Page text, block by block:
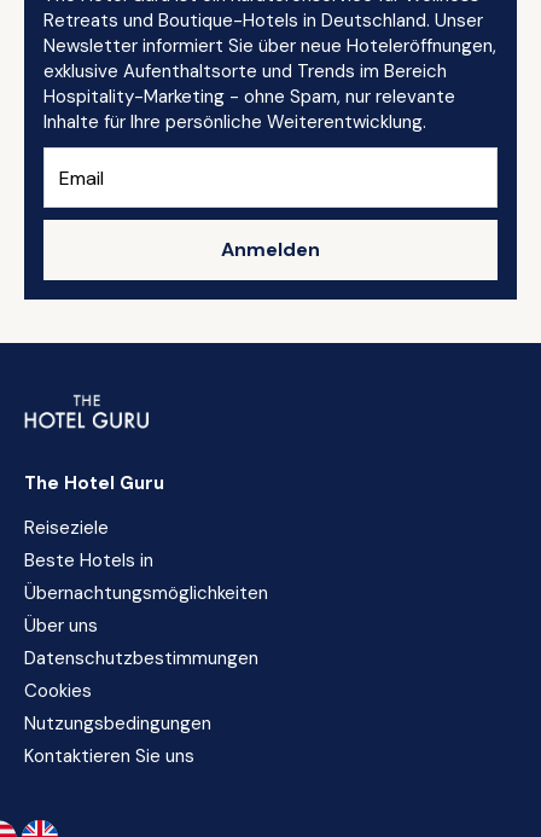
Retreats und Boutique-Hotels in Deutschland. Unser
Newsletter informiert Sie über neue Hoteleröffnungen,
exklusive Aufenthaltsorte und Trends im Bereich
Hospitality-Marketing - ohne Spam, nur relevante
Inhalte für Ihre persönliche Weiterentwicklung.
Anmelden
The Hotel Guru
Reiseziele
Beste Hotels in
Übernachtungsmöglichkeiten
Über uns
Datenschutzbestimmungen
Cookies
Nutzungsbedingungen
Kontaktieren Sie uns